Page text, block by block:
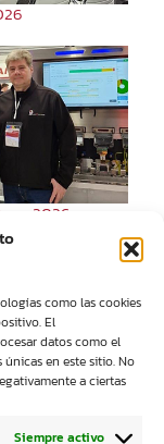
como las cookies
El
datos como el
en este sitio. No
a ciertas
Siempre activo
2026
las Jornadas